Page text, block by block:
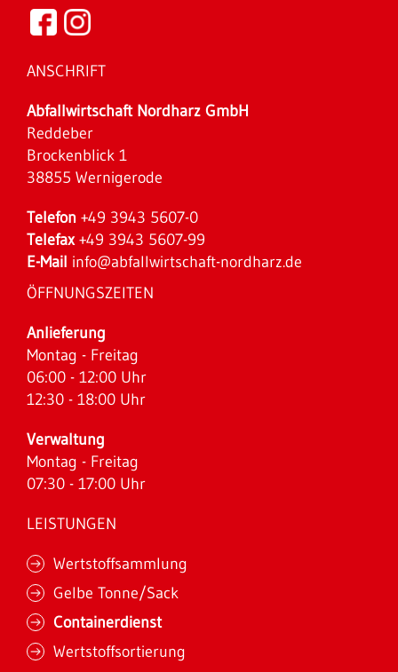
ANSCHRIFT
Abfallwirtschaft Nordharz GmbH
Reddeber
Brockenblick 1
38855 Wernigerode
Telefon +49 3943 5607-0
Telefax+49 3943 5607-99
E-Mail info@abfallwirtschaft-nordharz.de
ÖFFNUNGSZEITEN
Anlieferung
Montag - Freitag
06:00 - 12:00 Uhr
12:30 - 18:00 Uhr
Verwaltung
Montag - Freitag
07:30 - 17:00 Uhr
LEISTUNGEN
Wertstoffsammlung
Gelbe Tonne/Sack
Containerdienst
Wertstoffsortierung